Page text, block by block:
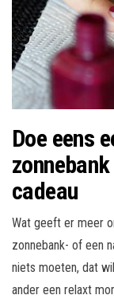
Doe eens
cadeau
Wat geeft er meer
zonnebank- of een
niets moeten, dat
ander een relaxt